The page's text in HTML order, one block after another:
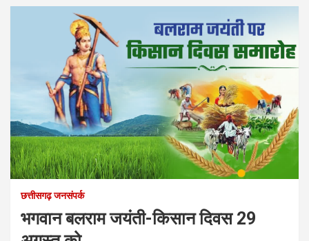
छत्तीसगढ़ जनसंपर्क
भगवान बलराम जयंती-किसान दिवस 29